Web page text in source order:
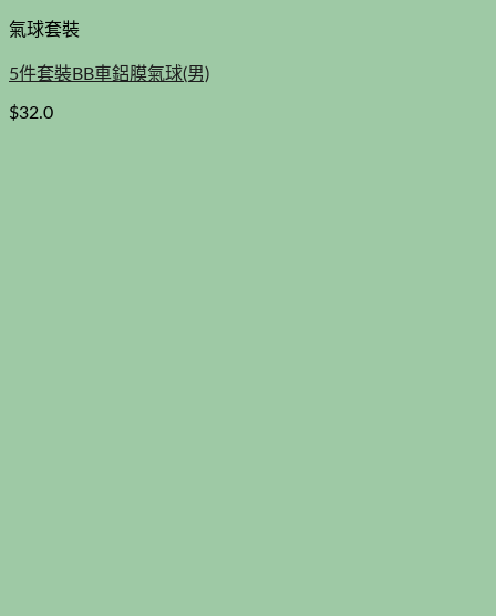
氣球套裝
5件套裝BB車鋁膜氣球(男)
$32.0